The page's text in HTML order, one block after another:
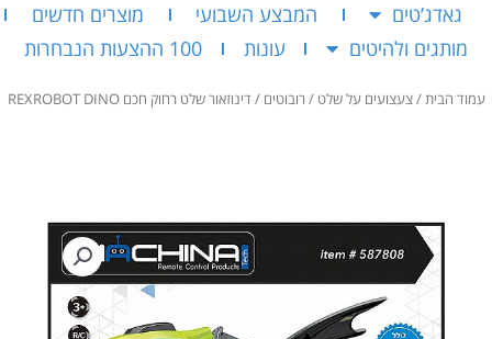
גאדג’טים
המבצע השבועי
מוצרים חדשים
מותגים ולהיטים
עונות 100 ההצעות הנבחרות
עמוד הבית/צעצועים על שלט /רובוטים / דינוזאור שלט רחוק חכם REXROBOT DINO